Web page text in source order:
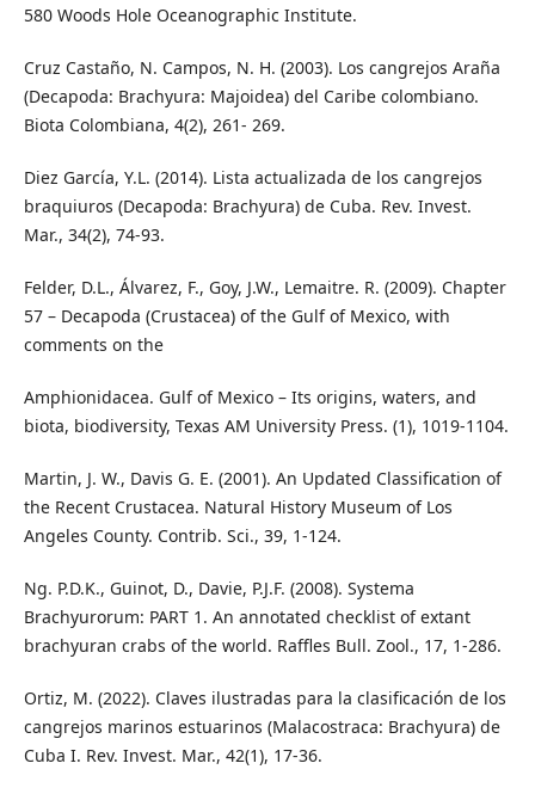
580 Woods Hole Oceanographic Institute.
Cruz Castaño, N. Campos, N. H. (2003). Los cangrejos Araña
(Decapoda: Brachyura: Majoidea) del Caribe colombiano.
Biota Colombiana, 4(2), 261- 269.
Diez García, Y.L. (2014). Lista actualizada de los cangrejos
braquiuros (Decapoda: Brachyura) de Cuba. Rev. Invest.
Mar., 34(2), 74-93.
Felder, D.L., Álvarez, F., Goy, J.W., Lemaitre. R. (2009). Chapter
57 – Decapoda (Crustacea) of the Gulf of Mexico, with
comments on the
Amphionidacea. Gulf of Mexico – Its origins, waters, and
biota, biodiversity, Texas AM University Press. (1), 1019-1104.
Martin, J. W., Davis G. E. (2001). An Updated Classification of
the Recent Crustacea. Natural History Museum of Los
Angeles County. Contrib. Sci., 39, 1-124.
Ng. P.D.K., Guinot, D., Davie, P.J.F. (2008). Systema
Brachyurorum: PART 1. An annotated checklist of extant
brachyuran crabs of the world. Raffles Bull. Zool., 17, 1-286.
Ortiz, M. (2022). Claves ilustradas para la clasificación de los
cangrejos marinos estuarinos (Malacostraca: Brachyura) de
Cuba I. Rev. Invest. Mar., 42(1), 17-36.